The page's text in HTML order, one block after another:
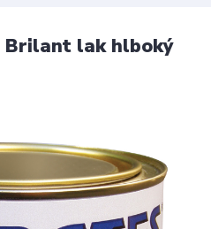
Brilant lak hlboký